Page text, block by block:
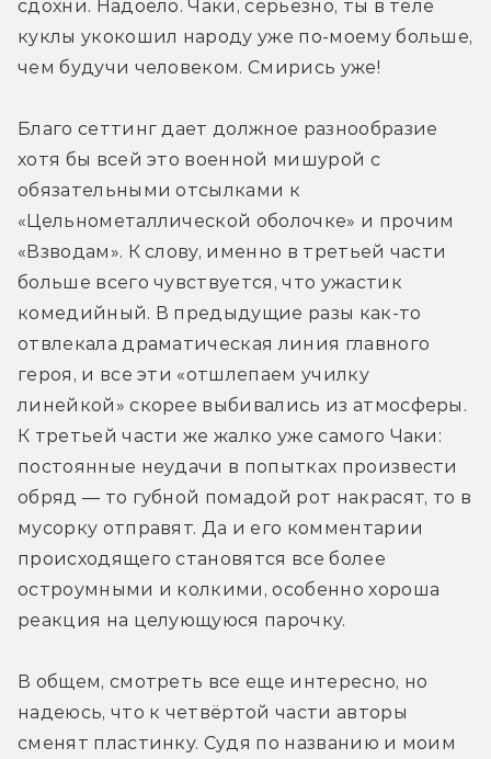
сдохни. Надоело. Чаки, серьезно, ты в теле
куклы укокошил народу уже по-моему больше,
чем будучи человеком. Смирись уже!
Благо сеттинг дает должное разнообразие
хотя бы всей это военной мишурой с
обязательными отсылками к
«Цельнометаллической оболочке» и прочим
«Взводам». К слову, именно в третьей части
больше всего чувствуется, что ужастик
комедийный. В предыдущие разы как-то
отвлекала драматическая линия главного
героя, и все эти «отшлепаем училку
линейкой» скорее выбивались из атмосферы.
К третьей части же жалко уже самого Чаки:
постоянные неудачи в попытках произвести
обряд — то губной помадой рот накрасят, то в
мусорку отправят. Да и его комментарии
происходящего становятся все более
остроумными и колкими, особенно хороша
реакция на целующуюся парочку.
В общем, смотреть все еще интересно, но
надеюсь, что к четвёртой части авторы
сменят пластинку. Судя по названию и моим